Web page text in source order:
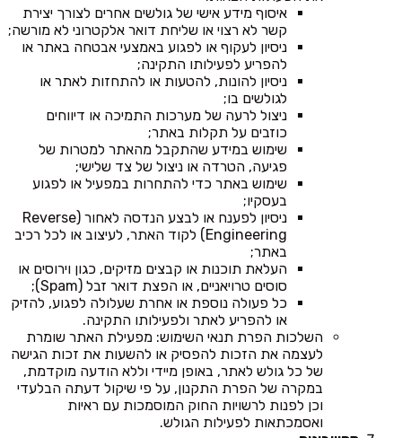
איסוף מידע אישי של גולשים אחרים לצורך יצירת
קשר לא רצוי או שליחת דואר אלקטרוני לא מורשה;
ניסיון לעקוף או לפגוע באמצעי אבטחה באתר או
להפריע לפעילותו התקינה;
ניסיון להונות, להטעות או להתחזות לאתר או
לגולשים בו;
ניצול לרעה של מערכות התמיכה או דיווחים
כוזבים על תקלות באתר;
שימוש במידע שהתקבל מהאתר למטרות של
פגיעה, הטרדה או ניצול של צד שלישי;
שימוש באתר כדי להתחרות במפעיל או לפגוע
בעסקיו;
ניסיון לפענח או לבצע הנדסה לאחור (Reverse
Engineering) לקוד האתר, לעיצוב או לכל רכיב
באתר;
העלאת תוכנות או קבצים מזיקים, כגון וירוסים או
סוסים טרויאניים, או הפצת דואר זבל (Spam);
כל פעולה נוספת או אחרת שעלולה לפגוע, להזיק
או להפריע לאתר ולפעילותו התקינה.
השלכות הפרת תנאי השימוש: מפעילת האתר שומרת
לעצמה את הזכות להפסיק או להשעות את זכות הגישה
של כל גולש לאתר, באופן מיידי וללא הודעה מוקדמת,
במקרה של הפרת התקנון, על פי שיקול דעתה הבלעדי
וכן לפנות לרשויות החוק המוסמכות עם ראיות
ואסמכתאות לפעילות הגולש.